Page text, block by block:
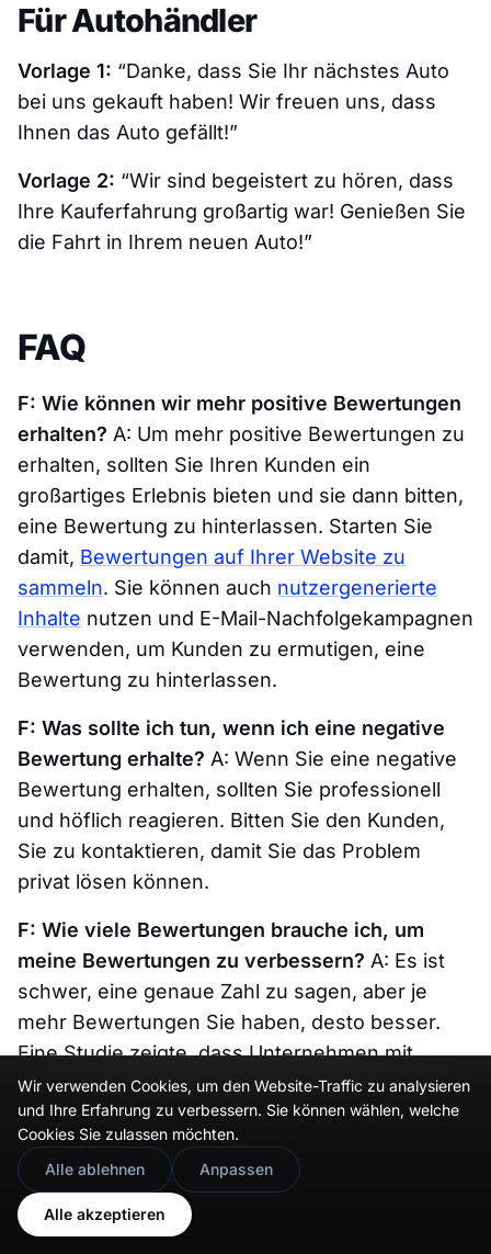
Für Autohändler
Vorlage 1: “Danke, dass Sie Ihr nächstes Auto
bei uns gekauft haben! Wir freuen uns, dass
Ihnen das Auto gefällt!”
Vorlage 2: “Wir sind begeistert zu hören, dass
Ihre Kauferfahrung großartig war! Genießen Sie
die Fahrt in Ihrem neuen Auto!”
FAQ
F: Wie können wir mehr positive Bewertungen
erhalten? A: Um mehr positive Bewertungen zu
erhalten, sollten Sie Ihren Kunden ein
großartiges Erlebnis bieten und sie dann bitten,
eine Bewertung zu hinterlassen. Starten Sie
damit, Bewertungen auf Ihrer Website zu
sammeln. Sie können auch nutzergenerierte
Inhalte nutzen und E-Mail-Nachfolgekampagnen
verwenden, um Kunden zu ermutigen, eine
Bewertung zu hinterlassen.
F: Was sollte ich tun, wenn ich eine negative
Bewertung erhalte? A: Wenn Sie eine negative
Bewertung erhalten, sollten Sie professionell
und höflich reagieren. Bitten Sie den Kunden,
Sie zu kontaktieren, damit Sie das Problem
privat lösen können.
F: Wie viele Bewertungen brauche ich, um
meine Bewertungen zu verbessern? A: Es ist
schwer, eine genaue Zahl zu sagen, aber je
mehr Bewertungen Sie haben, desto besser.
Eine Studie zeigte, dass Unternehmen mit
mindestens 50 Bewertungen ein besseres
Ranking und höhere Konversionsraten hatten.
F: Kann ich Bewertungen fälschen?
sollten Bewertungen niemals fälschen. Dies ist
nicht nur unethisch, sondern kann auch legal
Wir verwenden Cookies, um den Website-Traffic zu analysieren
und Ihre Erfahrung zu verbessern. Sie können wählen, welche
Cookies Sie zulassen möchten.
Alle ablehnen
Anpassen
Alle akzeptieren
🇬🇧 Would you prefer this site in English?
View in English